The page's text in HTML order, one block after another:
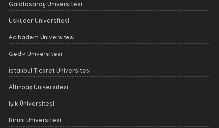
Galatasaray Üniversitesi
Üsküdar Üniversitesi
Acıbadem Üniversitesi
Gedik Üniversitesi
İstanbul Ticaret Üniversitesi
Altınbaş Üniversitesi
Işık Üniversitesi
Biruni Üniversitesi